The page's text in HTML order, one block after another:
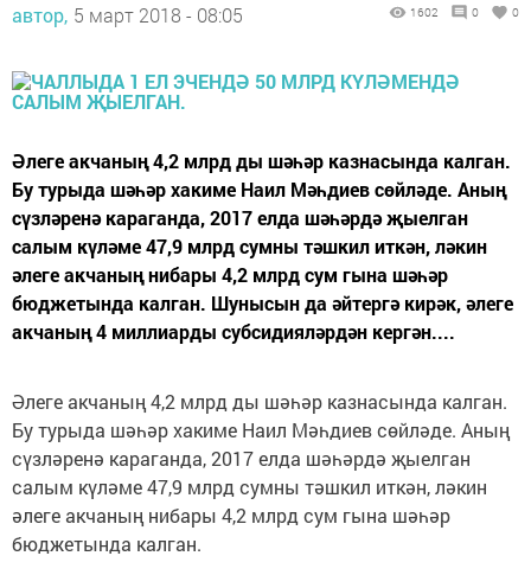
автор, 5 март 2018 - 08:05 1602 0 0
Әлеге акчаның 4,2 млрд ды шәһәр казнасында калган.
Бу турыда шәһәр хакиме Наил Мәһдиев сөйләде. Аның
сүзләренә караганда, 2017 елда шәһәрдә җыелган
салым күләме 47,9 млрд сумны тәшкил иткән, ләкин
әлеге акчаның нибары 4,2 млрд сум гына шәһәр
бюджетында калган. Шунысын да әйтергә кирәк, әлеге
акчаның 4 миллиарды субсидияләрдән кергән....
Әлеге акчаның 4,2 млрд ды шәһәр казнасында калган.
Бу турыда шәһәр хакиме Наил Мәһдиев сөйләде. Аның
сүзләренә караганда, 2017 елда шәһәрдә җыелган
салым күләме 47,9 млрд сумны тәшкил иткән, ләкин
әлеге акчаның нибары 4,2 млрд сум гына шәһәр
бюджетында калган.